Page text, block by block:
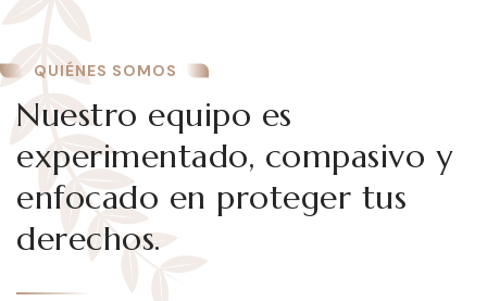
QUIÉNES SOMOS
Nuestro equipo es
experimentado, compasivo y
enfocado en proteger tus
derechos.